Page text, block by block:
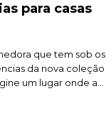
para casas
que tem sob os
da nova coleção
um lugar onde as
de forma mágica.
e […]